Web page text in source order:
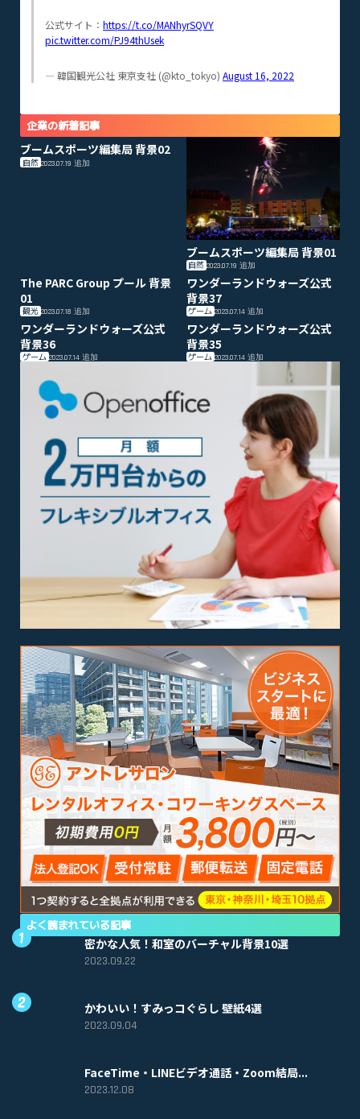
公式サイト： https://t.co/MANhyrSQVY
pic.twitter.com/PJ94thUsek
— 韓国観光公社 東京支社 (@kto_tokyo) August 16, 2022
企業の新着記事
ブームスポーツ編集局 背景02
自然 2023.07.19 追加
ブームスポーツ編集局 背景01
自然 2023.07.19追加
The PARC Group プール 背景
01
観光 2023.07.18 追加
ワンダーランドウォーズ公式
背景37
ゲーム 2023.07.14追加
ワンダーランドウォーズ公式
背景36
ゲーム 2023.07.14 追加
ワンダーランドウォーズ公式
背景35
ゲーム 2023.07.14追加
よく読まれている記事
密かな人気！和室のバーチャル背景10選
2023.09.22
かわいい！すみっコぐらし 壁紙4選
2023.09.04
FaceTime・LINEビデオ通話・Zoom結局...
2023.12.08